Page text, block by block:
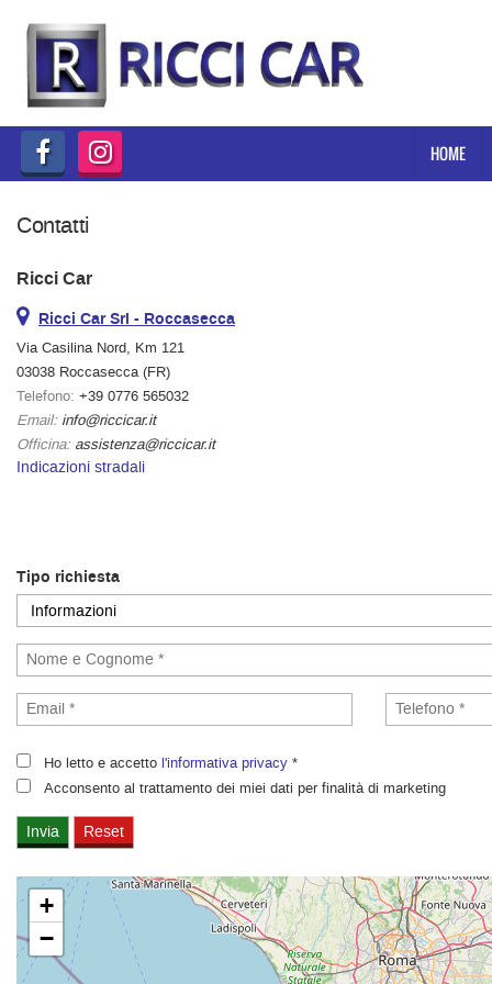
HOME
NUOVO
KM 0
PROMOZIONI
USATO
NOLEGGIO A BREVE E LUNGO
TERMINE
SERVIZI DI OFFICINA
CONTATTI
HOME
Contatti
Ricci Car
Ricci Car Srl - Roccasecca
Via Casilina Nord, Km 121
03038 Roccasecca (FR)
Telefono: +39 0776 565032
Email: info@riccicar.it
Officina: assistenza@riccicar.it
Indicazioni stradali
Tipo richiesta
Ho letto e accetto l'informativa privacy *
Acconsento al trattamento dei miei dati per finalità di marketing
+
−
Le
tue
preferenze
di
consenso
Il
pannello
ti
di
le
tue
preferenze
di
consenso
alle
tecnologie
di
per
offrire
le
funzionalità
e
svolgere
le
attività
seguito
descritte.
ottenere
maggiori
informazioni
sull'utilità
e
sul
funzionamento